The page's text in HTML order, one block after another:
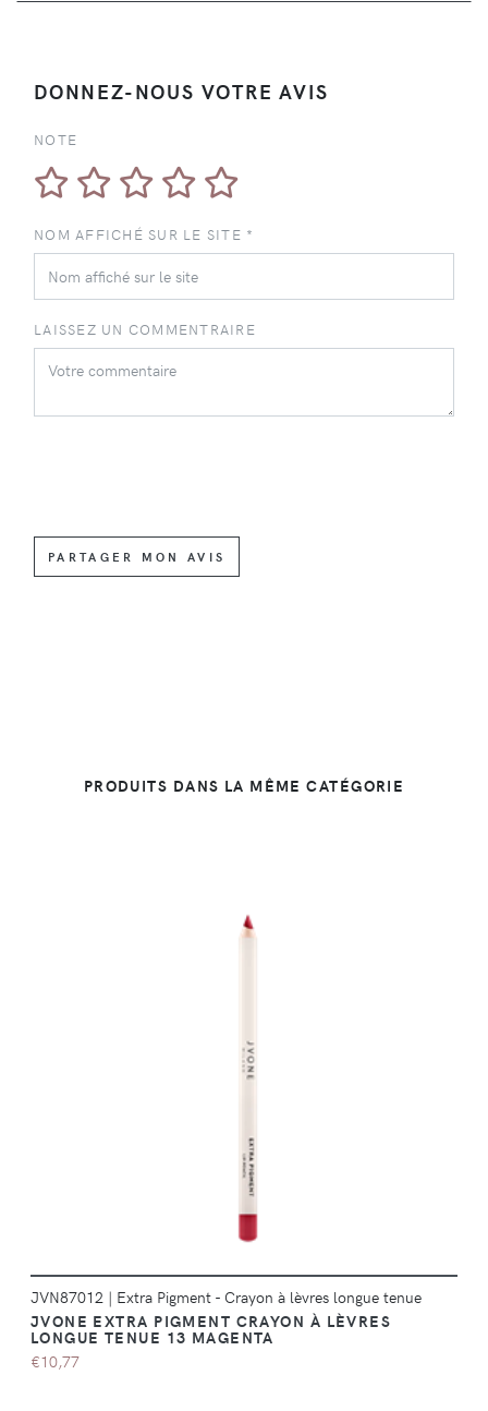
DONNEZ-NOUS VOTRE AVIS
NOTE
NOM AFFICHÉ SUR LE SITE *
LAISSEZ UN COMMENTRAIRE
PARTAGER MON AVIS
PRODUITS DANS LA MÊME CATÉGORIE
DÉTAILS
JVN87012 | Extra Pigment - Crayon à lèvres longue tenue
JVONE EXTRA PIGMENT CRAYON À LÈVRES
LONGUE TENUE 13 MAGENTA
€10,77